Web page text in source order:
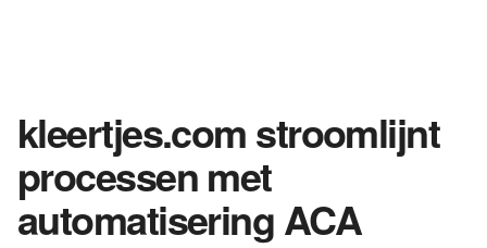
kleertjes.com stroomlijnt
processen met
automatisering ACA